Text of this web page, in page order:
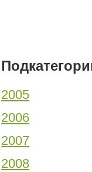
2005
2006
2007
2008